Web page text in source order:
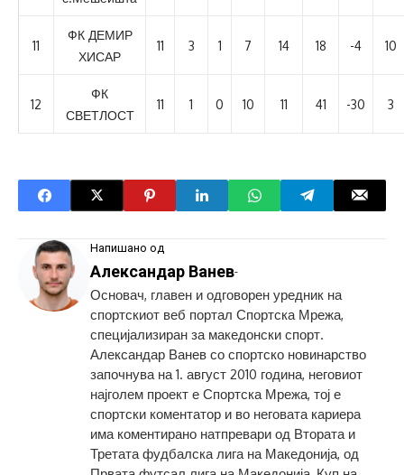
11
ФК ДЕМИР
ХИСАР
11 3 1 7 14 18 -4 10
12
ФК
СВЕТЛОСТ
11 1 0 10 11 41 -30 3
Напишано од
Александар Ванев-
Основач, главен и одговорен уредник на
спортскиот веб портал Спортска Мрежа,
специјализиран за македонски спорт.
Александар Ванев со спортско новинарство
започнува на 1. август 2010 година, неговиот
најголем проект е Спортска Мрежа, тој е
спортски коментатор и во неговата кариера
има коментирано натпревари од Втората и
Третата фудбалска лига на Македонија, од